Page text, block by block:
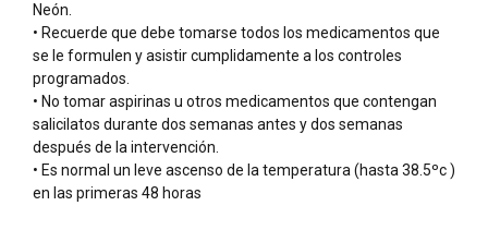
Neón.
• Recuerde que debe tomarse todos los medicamentos que
se le formulen y asistir cumplidamente a los controles
programados.
• No tomar aspirinas u otros medicamentos que contengan
salicilatos durante dos semanas antes y dos semanas
después de la intervención.
• Es normal un leve ascenso de la temperatura (hasta 38.5ºc )
en las primeras 48 horas